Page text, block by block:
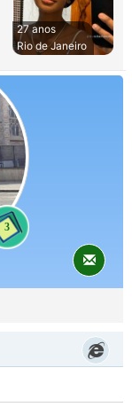
27 anos
Rio de Janeiro
3